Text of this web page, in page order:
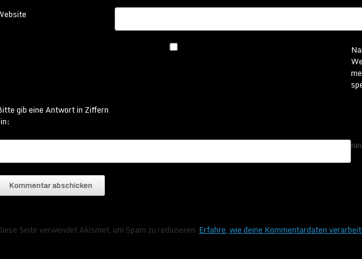
gib eine Antwort in Ziffern
Seite verwendet Akismet, um Spam zu reduzieren. Erfahre, wie deine Kommentardaten